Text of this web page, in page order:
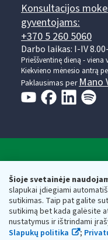
Šioje svetainėje
slapukai įdiegiami
sutikimas. Taip pat galite
sutikimą bet kada galėsite
nustatymus ir ištrindami
Slapukų politika
;
Konsultacijos
gyventojams:
+370 5 260 5060
Darbo laikas: I-IV
Prieššventinę dieną -
Kiekvieno mėnesio antrą
Paklausimas per Mano
Respublikos
Biudžetinė įstaiga.
adresas: Vasario 16-osios
vmi@vmi.lt, E. pristatymo
Duomenys apie
Respublikos finansų